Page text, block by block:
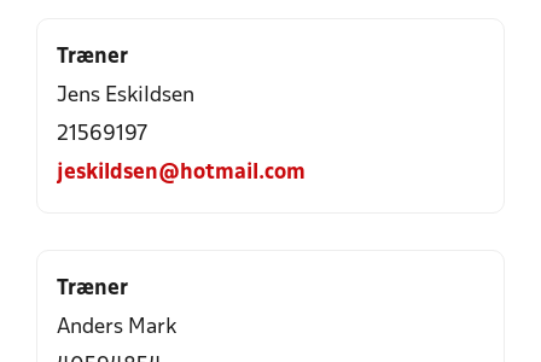
Træner
Jens Eskildsen
21569197
jeskildsen@hotmail.com
Træner
Anders Mark